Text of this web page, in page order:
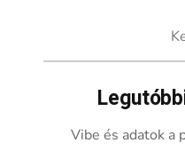
Vibe és adatok a